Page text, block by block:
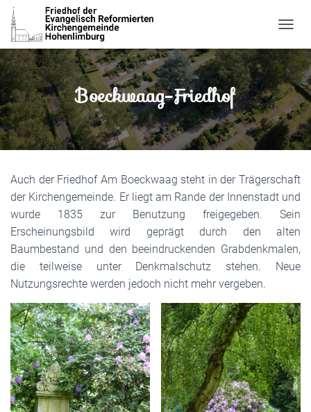
A
I
G
A
T
I
O
M
S
H
A
L
E
Boeckwaag-Friedhof
Auch der Friedhof Am Boeckwaag steht in der Trägerschaft
der Kirchengemeinde. Er liegt am Rande der Innenstadt und
wurde 1835 zur Benutzung freigegeben. Sein
Erscheinungsbild wird geprägt durch den alten
Baumbestand und den beeindruckenden Grabdenkmalen,
die teilweise unter Denkmalschutz stehen. Neue
Nutzungsrechte werden jedoch nicht mehr vergeben.